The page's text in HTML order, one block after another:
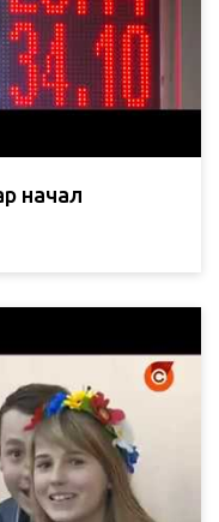
начал